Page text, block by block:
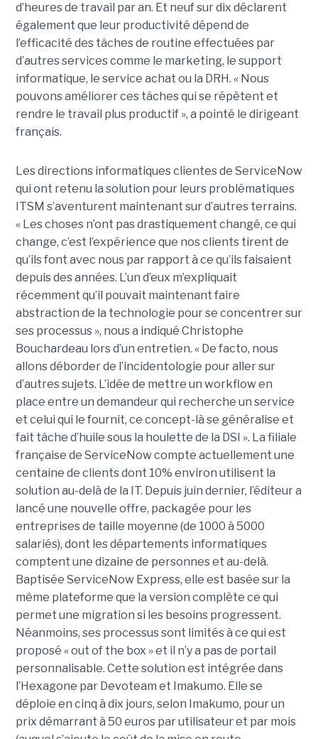
d’heures de travail par an. Et neuf sur dix déclarent
également que leur productivité dépend de
l’efficacité des tâches de routine effectuées par
d’autres services comme le marketing, le support
informatique, le service achat ou la DRH. « Nous
pouvons améliorer ces tâches qui se répètent et
rendre le travail plus productif », a pointé le dirigeant
français.
Les directions informatiques clientes de ServiceNow
qui ont retenu la solution pour leurs problématiques
ITSM s’aventurent maintenant sur d’autres terrains.
« Les choses n’ont pas drastiquement changé, ce qui
change, c’est l’expérience que nos clients tirent de
qu’ils font avec nous par rapport à ce qu’ils faisaient
depuis des années. L’un d’eux m’expliquait
récemment qu’il pouvait maintenant faire
abstraction de la technologie pour se concentrer sur
ses processus », nous a indiqué Christophe
Bouchardeau lors d’un entretien. « De facto, nous
allons déborder de l’incidentologie pour aller sur
d’autres sujets. L’idée de mettre un workflow en
place entre un demandeur qui recherche un service
et celui qui le fournit, ce concept-là se généralise et
fait tâche d’huile sous la houlette de la DSI ». La filiale
française de ServiceNow compte actuellement une
centaine de clients dont 10% environ utilisent la
solution au-delà de la IT. Depuis juin dernier, l’éditeur a
lancé une nouvelle offre, packagée pour les
entreprises de taille moyenne (de 1000 à 5000
salariés), dont les départements informatiques
comptent une dizaine de personnes et au-delà.
Baptisée ServiceNow Express, elle est basée sur la
même plateforme que la version complète ce qui
permet une migration si les besoins progressent.
Néanmoins, ses processus sont limités à ce qui est
proposé « out of the box » et il n’y a pas de portail
personnalisable. Cette solution est intégrée dans
l’Hexagone par Devoteam et Imakumo. Elle se
déploie en cinq à dix jours, selon Imakumo, pour un
prix démarrant à 50 euros par utilisateur et par mois